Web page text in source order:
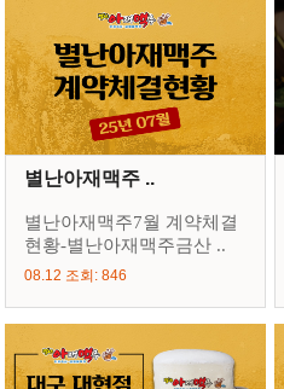
별난아재맥주 ..
별난아재맥주7월 계약체결
현황-별난아재맥주금산 ..
08.12 조회: 846